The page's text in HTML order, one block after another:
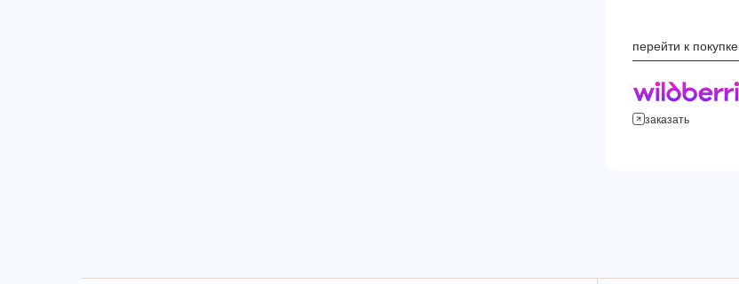
перейти к покупке
заказать